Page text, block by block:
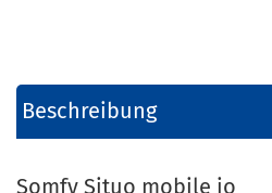
Beschreibung
Somfy Situo mobile io